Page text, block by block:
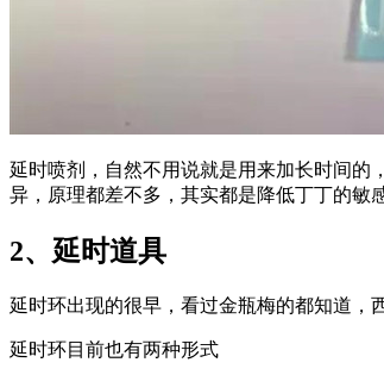
延时喷剂，自然不用说就是用来加长时间的，
异，原理都差不多，其实都是降低丁丁的敏
2、延时道具
延时环出现的很早，看过金瓶梅的都知道，
延时环目前也有两种形式